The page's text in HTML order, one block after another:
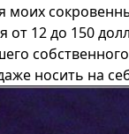
от 12 до 150
носить на